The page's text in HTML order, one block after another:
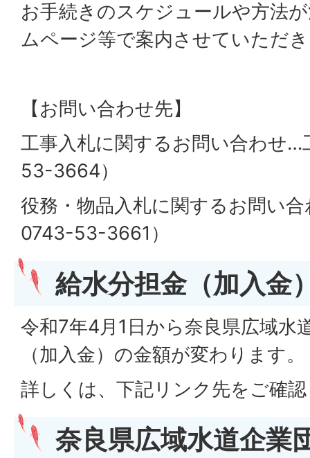
お手続きのスケジュールや方法
ムページ等で案内させていただ
【お問い合わせ先】
工事入札に関するお問い合わせ
53-3664）
役務・物品入札に関するお問い
0743-53-3661）
給水分担金（加入金
令和7年4月1日から奈良県広域水
（加入金）の金額が変わります。
詳しくは、下記リンク先をご確
奈良県広域水道企業